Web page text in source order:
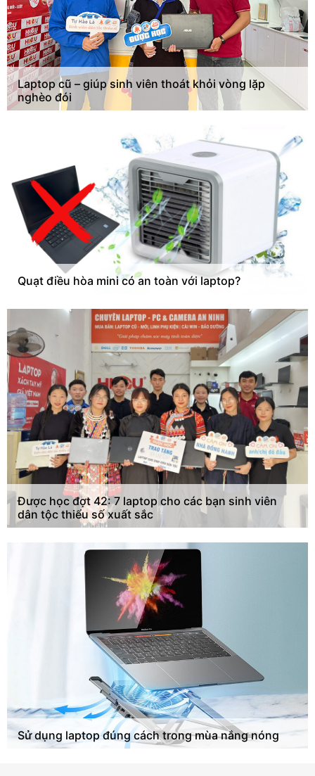
Laptop cũ – giúp sinh viên thoát khỏi vòng lặp
nghèo đói
Quạt điều hòa mini có an toàn với laptop?
Được học đợt 42: 7 laptop cho các bạn sinh viên
dân tộc thiểu số xuất sắc
Sử dụng laptop đúng cách trong mùa nắng nóng